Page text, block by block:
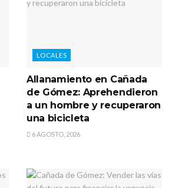
LOCALES
Allanamiento en Cañada
de Gómez: Aprehendieron
a un hombre y recuperaron
una bicicleta
6 AGOSTO, 2026